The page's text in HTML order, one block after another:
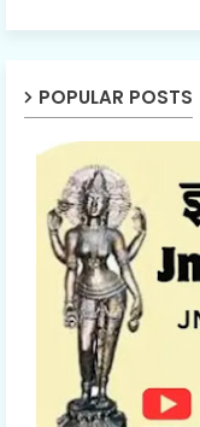
POPULAR POSTS